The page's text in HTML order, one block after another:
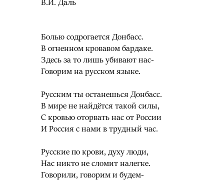
В.И. Даль
Болью содрогается Донбасс.
В огненном кровавом бардаке.
Здесь за то лишь убивают нас-
Говорим на русском языке.
Русским ты останешься Донбасс.
В мире не найдётся такой силы,
С кровью оторвать нас от России
И Россия с нами в трудный час.
Русские по крови, духу люди,
Нас никто не сломит налегке.
Говорили, говорим и будем-